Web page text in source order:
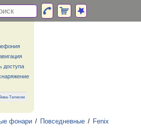
доступа
Телеком
фонари / Повседневные / Fenix